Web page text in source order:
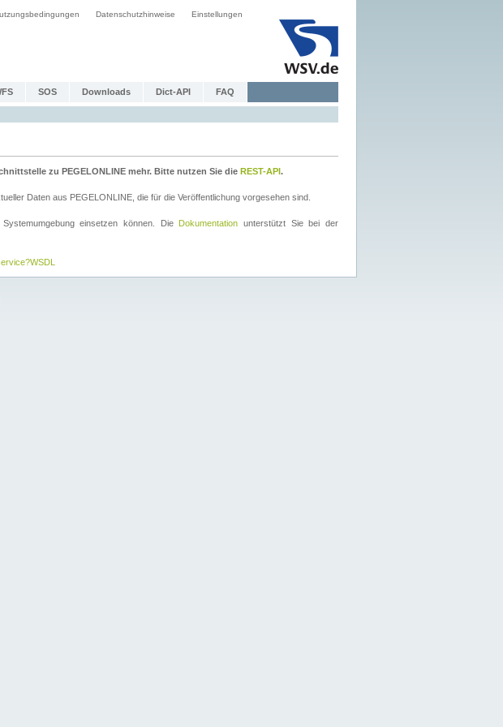
Datenschutzhinweise Einstellungen
SOS Downloads Dict-API FAQ
zu PEGELONLINE mehr. Bitte nutzen Sie die REST-API.
Daten aus PEGELONLINE, die für die Veröffentlichung vorgesehen sind.
einsetzen können. Die Dokumentation unterstützt Sie bei der